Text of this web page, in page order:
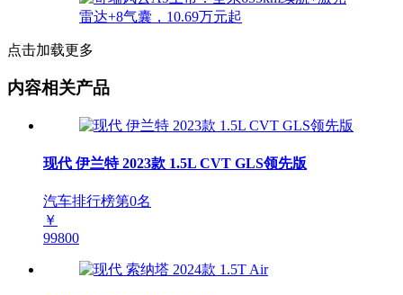
点击加载更多
内容相关产品
现代 伊兰特 2023款 1.5L CVT GLS领先版
汽车排行榜第0名
￥
99800